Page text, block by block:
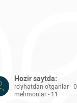
Hozir saytda:
ro'yhatdan o'tganlar - 0
mehmonlar - 11